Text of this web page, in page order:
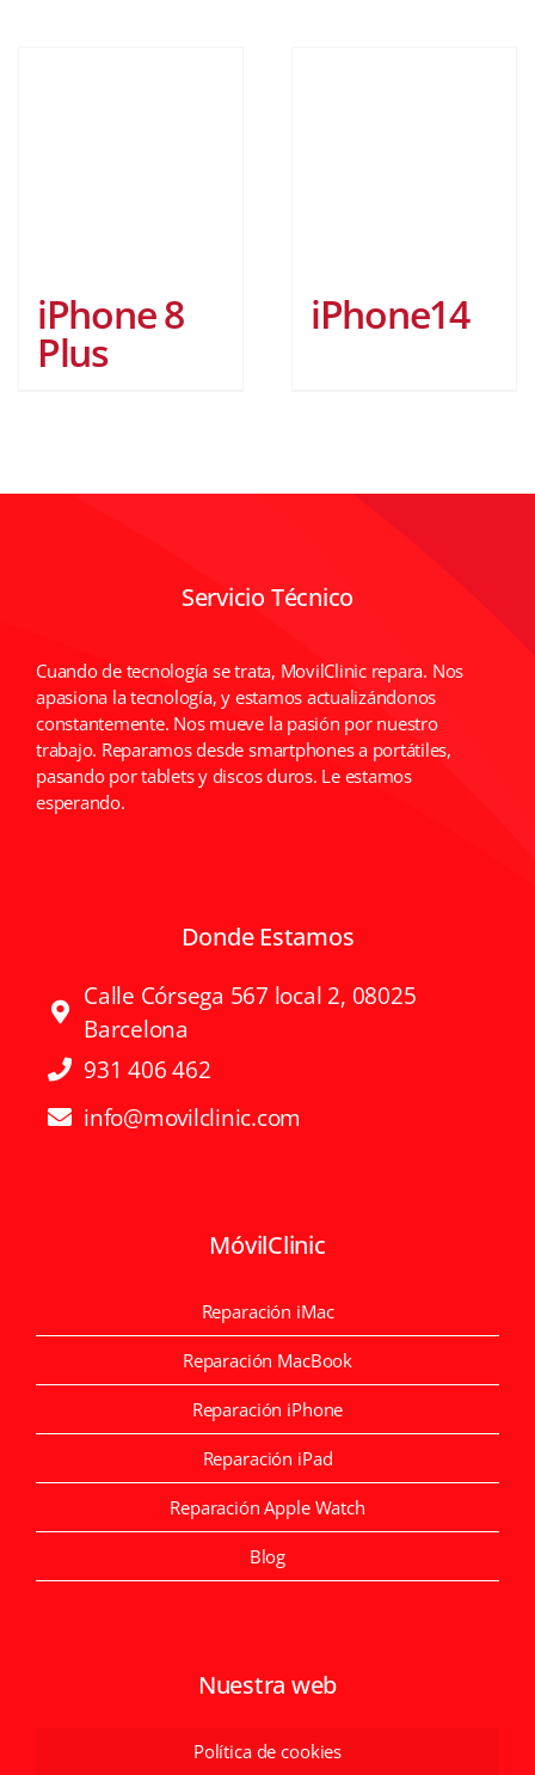
iPhone 8
Plus
iPhone14
Servicio Técnico
Cuando de tecnología se trata, MovilClinic repara. Nos
apasiona la tecnología, y estamos actualizándonos
constantemente. Nos mueve la pasión por nuestro
trabajo. Reparamos desde smartphones a portátiles,
pasando por tablets y discos duros. Le estamos
esperando.
Donde Estamos
Calle Córsega 567 local 2, 08025
Barcelona
931 406 462
info@movilclinic.com
MóvilClinic
Reparación iMac
Reparación MacBook
Reparación iPhone
Reparación iPad
Reparación Apple Watch
Blog
Nuestra web
Política de cookies